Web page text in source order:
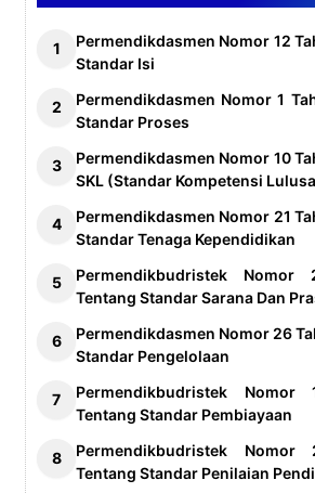
Permendikdasmen Nomor 12
Standar Isi
Permendikdasmen Nomor 1
Standar Proses
Permendikdasmen Nomor 10
SKL (Standar Kompetensi
Permendikdasmen Nomor 21
Standar Tenaga Kependidikan
Permendikbudristek
Tentang Standar Sarana Dan
Permendikdasmen Nomor 26
Standar Pengelolaan
Permendikbudristek
Tentang Standar Pembiayaan
Permendikbudristek
Tentang Standar Penilaian